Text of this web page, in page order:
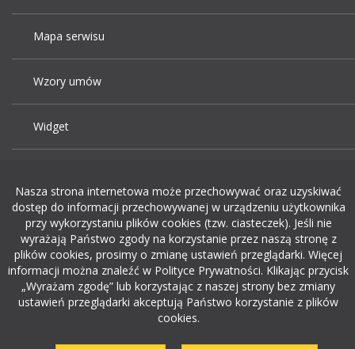
Mapa serwisu
Wzory umów
Widget
Dodaj ogłoszenie o pracę
rekrutacja w it
Nasza strona internetowa może przechowywać oraz uzyskiwać
dostęp do informacji przechowywanej w urządzeniu użytkownika
przy wykorzystaniu plików cookies (tzw. ciasteczek). Jeśli nie
wyrażają Państwo zgody na korzystanie przez naszą stronę z
plików cookies, prosimy o zmianę ustawień przeglądarki. Więcej
informacji można znaleźć w Polityce Prywatności. Klikając przycisk
„Wyrażam zgodę” lub korzystając z naszej strony bez zmiany
ustawień przeglądarki akceptują Państwo korzystanie z plików
cookies.